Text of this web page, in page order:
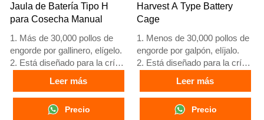
Jaula de Batería Tipo H
para Cosecha Manual
1. Más de 30,000 pollos de
engorde por gallinero, elígelo.
2. Está diseñado para la cría
de pollos de engorde de 1 a
45 días de edad, listos para el
mercado.
3. Su vida útil es de más de
Leer más
Precio
Harvest A Type Battery
Cage
1. Menos de 30,000 pollos de
engorde por galpón, elíjalo.
2. Está diseñado para la cría
de pollos de engorde de 1 a
45 días de edad, listos para el
mercado.
3. Su vida útil es de más de
Leer más
Precio